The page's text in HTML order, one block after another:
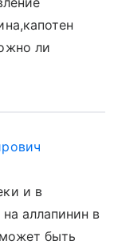
ли
и в
аллапинин в
быть